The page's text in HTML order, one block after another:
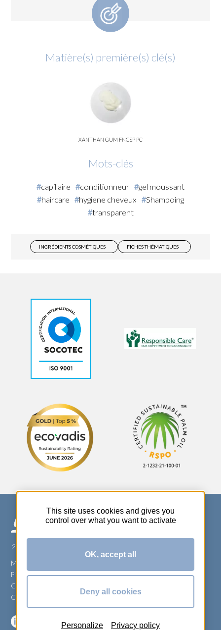
Matière(s) première(s) clé(s)
XANTHAN GUM FNCSP PC
Mots-clés
capillaire conditionneur
gel moussant
haircare
hygiene cheveux
Shampoing
transparent
INGRÉDIENTS COSMÉTIQUES FICHES THÉMATIQUES
270 Rue Thérèse Planiol - 37310 TAUXIGNY
Mentions légales
Plan du site
Carrière
Conditions générales de vente
This site uses cookies and gives you
control over what you want to activate
OK, accept all
Deny all cookies
Personalize Privacy policy